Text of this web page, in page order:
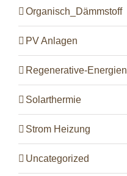
Organisch_Dämmstoff
PV Anlagen
Regenerative-Energien
Solarthermie
Strom Heizung
Uncategorized